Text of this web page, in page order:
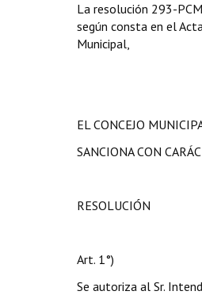
La resolución 293-
según consta en el
Municipal,
EL CONCEJO
SANCIONA CON
RESOLUCIÓN
Art. 1°)
Se autoriza al Sr.